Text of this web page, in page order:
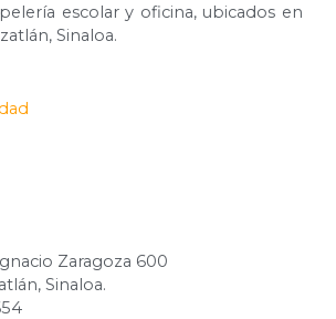
escolar y oficina, ubicados en
Sinaloa.
Zaragoza 600
Sinaloa.